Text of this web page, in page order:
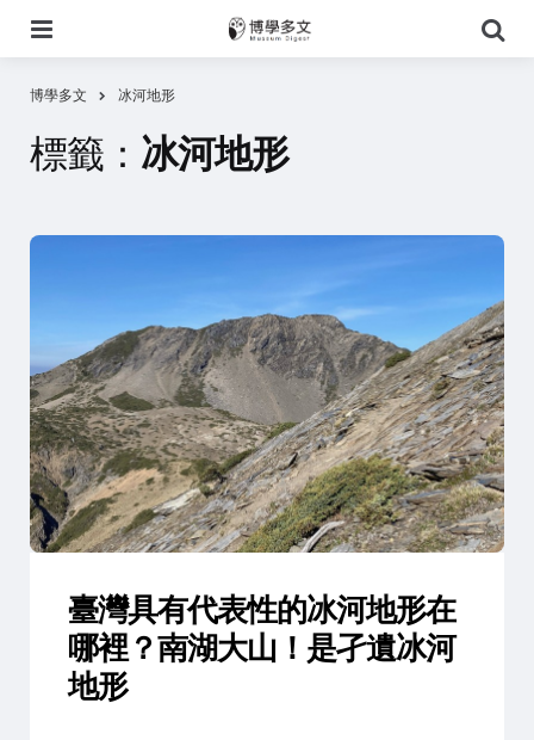
尋
博學多文 冰河地形
標籤： 冰河地形
臺灣具有代表性的冰河地形在
哪裡？南湖大山！是孑遺冰河
地形